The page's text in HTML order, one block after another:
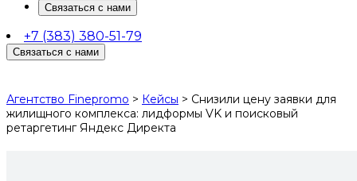
Связаться с нами
+7 (383) 380-51-79
Связаться с нами
Агентство Finepromo > Кейсы > Снизили цену заявки для
жилищного комплекса: лидформы VK и поисковый
ретаргетинг Яндекс Директа